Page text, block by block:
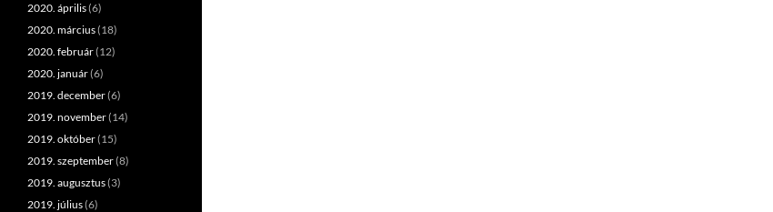
2020. április(6)
2020. március(18)
2020. február(12)
2020. január(6)
2019. december(6)
2019. november(14)
2019. október(15)
2019. szeptember(8)
2019. augusztus(3)
2019. július(6)